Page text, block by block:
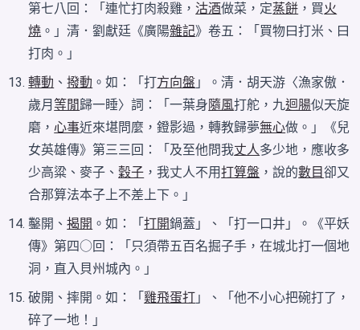
第七八回：「連忙打肉殺雞， 沽酒做菜，定蒸餅 ，買火
燒 。」清．劉獻廷《廣陽雜記》卷五：「買物曰打米、曰
打肉。」
轉動 、撥動 。如：「打方向盤 」。清．胡天游〈漁家傲．
歲月等閒歸一睡〉詞：「一葉身隨風打舵，九迴腸似天旋
磨， 心事近來堪問麼，鐙影過，轉教歸夢無心做。」《兒
女英雄傳》第三三回：「及至他問我丈人多少地，應收多
少高粱、麥子、穀子 ，我丈人不用打算盤 ，說的數目卻又
合那算法本子上不差上下。」
鑿開、揭開 。如：「打開鍋蓋」、「打一口井」。《平妖
傳》第四○回：「只須帶五百名掘子手，在城北打一個地
洞，直入貝州城內。」
破開、摔開。如：「雞飛蛋打 」、「他不小心把碗打了，
碎了一地！」